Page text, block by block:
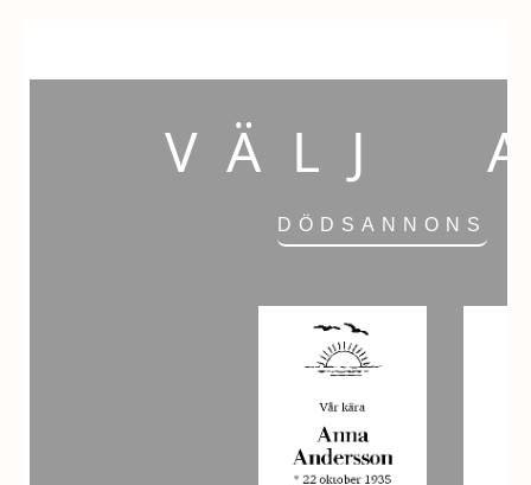
VÄLJ
DÖDSANNONS